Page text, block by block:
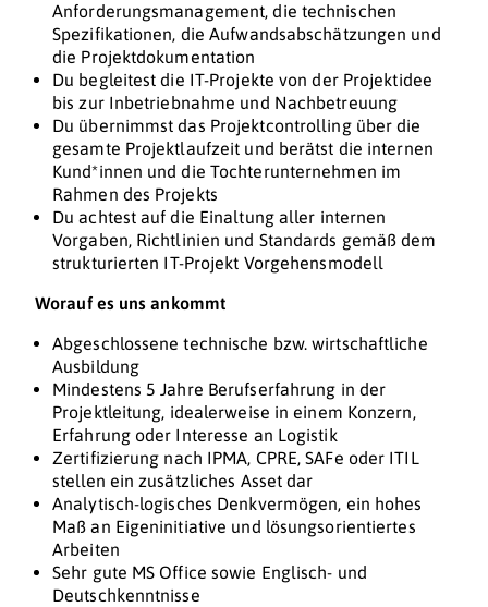
Anforderungsmanagement, die technischen
Spezifikationen, die Aufwandsabschätzungen und
die Projektdokumentation
Du begleitest die IT-Projekte von der Projektidee
bis zur Inbetriebnahme und Nachbetreuung
Du übernimmst das Projektcontrolling über die
gesamte Projektlaufzeit und berätst die internen
Kund*innen und die Tochterunternehmen im
Rahmen des Projekts
Du achtest auf die Einaltung aller internen
Vorgaben, Richtlinien und Standards gemäß dem
strukturierten IT-Projekt Vorgehensmodell
Worauf es uns ankommt
Abgeschlossene technische bzw. wirtschaftliche
Ausbildung
Mindestens 5 Jahre Berufserfahrung in der
Projektleitung, idealerweise in einem Konzern,
Erfahrung oder Interesse an Logistik
Zertifizierung nach IPMA, CPRE, SAFe oder ITIL
stellen ein zusätzliches Asset dar
Analytisch-logisches Denkvermögen, ein hohes
Maß an Eigeninitiative und lösungsorientiertes
Arbeiten
Sehr gute MS Office sowie Englisch- und
Deutschkenntnisse